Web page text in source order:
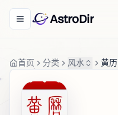
Toggle navigation menu
AstroDir
首页 分类 风水 黄历